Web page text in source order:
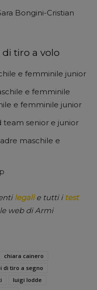
Bongini-Cristian
tiro a volo
e femminile junior
e femminile
e femminile junior
team senior e junior
maschile e
legalie tutti i test
web di Armi
chiara cainero
di tiro a segno
luigi lodde